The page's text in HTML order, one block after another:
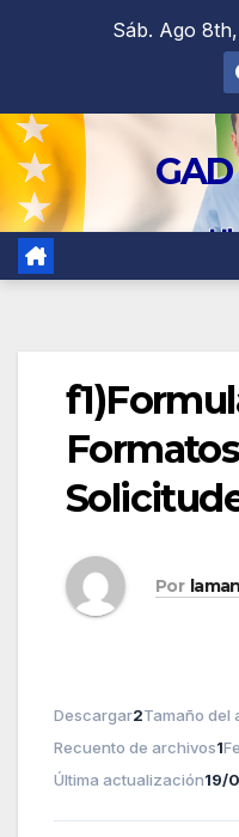
Sáb. Ago
Por
Descargar2Tamaño del
Recuento de archivos1
Última actualización19/